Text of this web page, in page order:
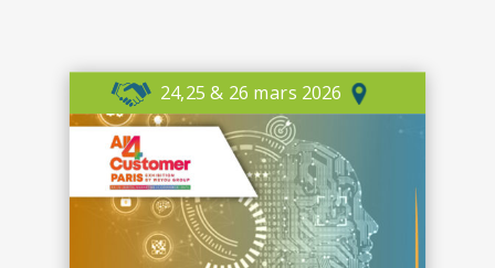
24,25 & 26 mars 2026